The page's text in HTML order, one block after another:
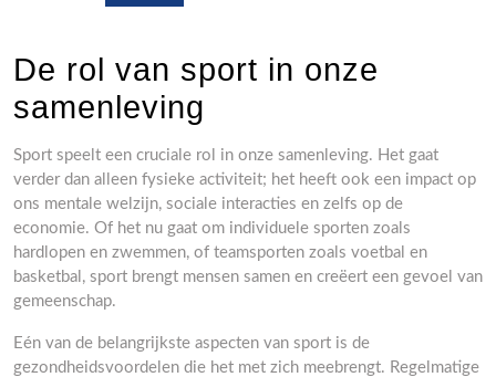
De rol van sport in onze
samenleving
Sport speelt een cruciale rol in onze samenleving. Het gaat
verder dan alleen fysieke activiteit; het heeft ook een impact op
ons mentale welzijn, sociale interacties en zelfs op de
economie. Of het nu gaat om individuele sporten zoals
hardlopen en zwemmen, of teamsporten zoals voetbal en
basketbal, sport brengt mensen samen en creëert een gevoel van
gemeenschap.
Eén van de belangrijkste aspecten van sport is de
gezondheidsvoordelen die het met zich meebrengt. Regelmatige